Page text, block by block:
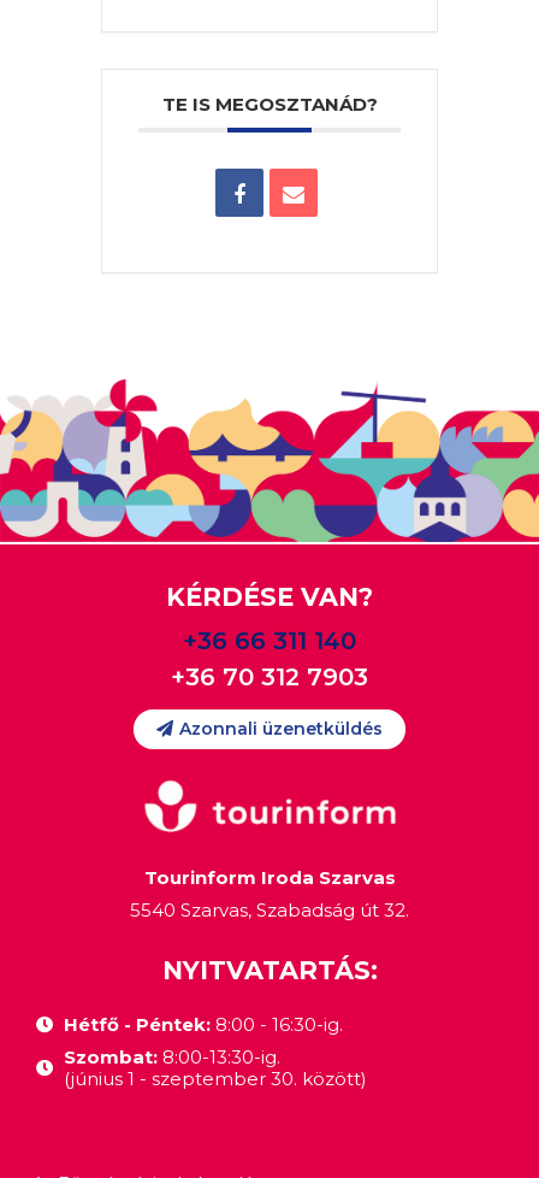
TE IS MEGOSZTANÁD?
KÉRDÉSE VAN?
+36 66 311 140
+36 70 312 7903
Azonnali üzenetküldés
Tourinform Iroda Szarvas
5540 Szarvas, Szabadság út 32.
NYITVATARTÁS:
Hétfő - Péntek:8:00 - 16:30-ig.
Szombat: 8:00-13:30-ig.
(június 1 - szeptember 30. között)